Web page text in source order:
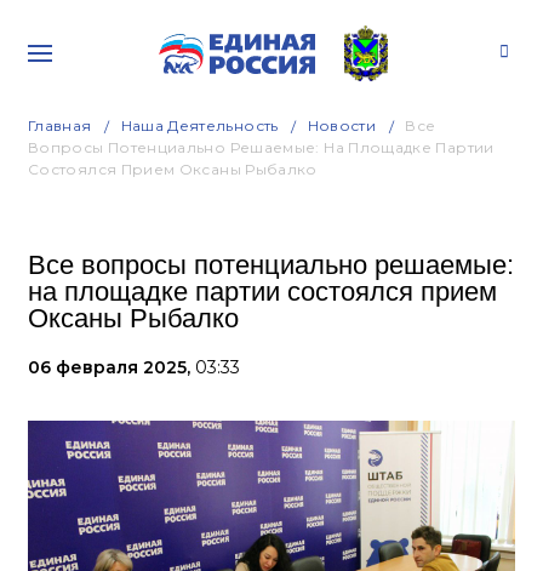
Главная Наша Деятельность Новости
Все
Вопросы Потенциально Решаемые: На Площадке Партии
Состоялся Прием Оксаны Рыбалко
Все вопросы потенциально решаемые:
на площадке партии состоялся прием
Оксаны Рыбалко
06 февраля 2025, 03:33